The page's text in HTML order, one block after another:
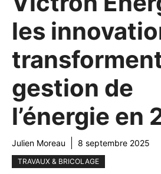
les
gestion de
l’énergie en
Julien Moreau 8 septembre 2025
TRAVAUX & BRICOLAGE